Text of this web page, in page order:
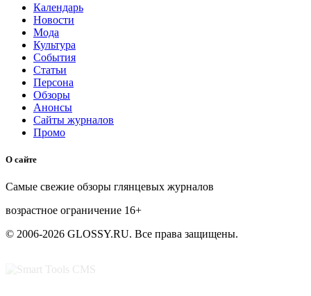
Календарь
Новости
Мода
Культура
События
Статьи
Персона
Обзоры
Анонсы
Сайты журналов
Промо
О сайте
Самые свежие обзоры глянцевых журналов
возрастное ограничение 16+
© 2006-2026 GLOSSY.RU. Все права защищены.